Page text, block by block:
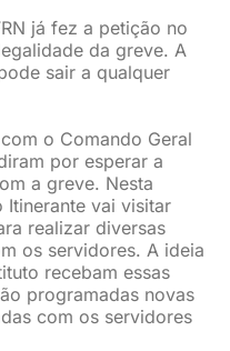
já fez a petição no
da greve. A
sair a qualquer
o Comando Geral
por esperar a
a greve. Nesta
Itinerante vai visitar
realizar diversas
os servidores. A ideia
recebam essas
programadas novas
com os servidores